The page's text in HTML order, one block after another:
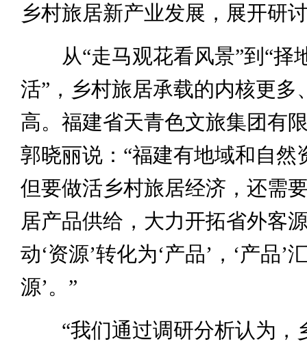
乡村旅居新产业发展，展开研
从“走马观花看风景”到“择
活”，乡村旅居承载的内核更多
高。福建省天青色文旅集团有
郭晓丽说：“福建有地域和自然
但要做活乡村旅居经济，还需
居产品供给，大力开拓省外客
动‘资源’转化为‘产品’，‘产品’
源’。”
“我们通过调研分析认为，